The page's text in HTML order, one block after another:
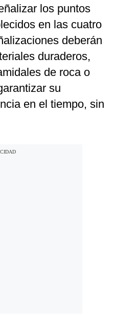
los puntos
en las cuatro
deberán
duraderos,
de roca o
su
en el tiempo, sin